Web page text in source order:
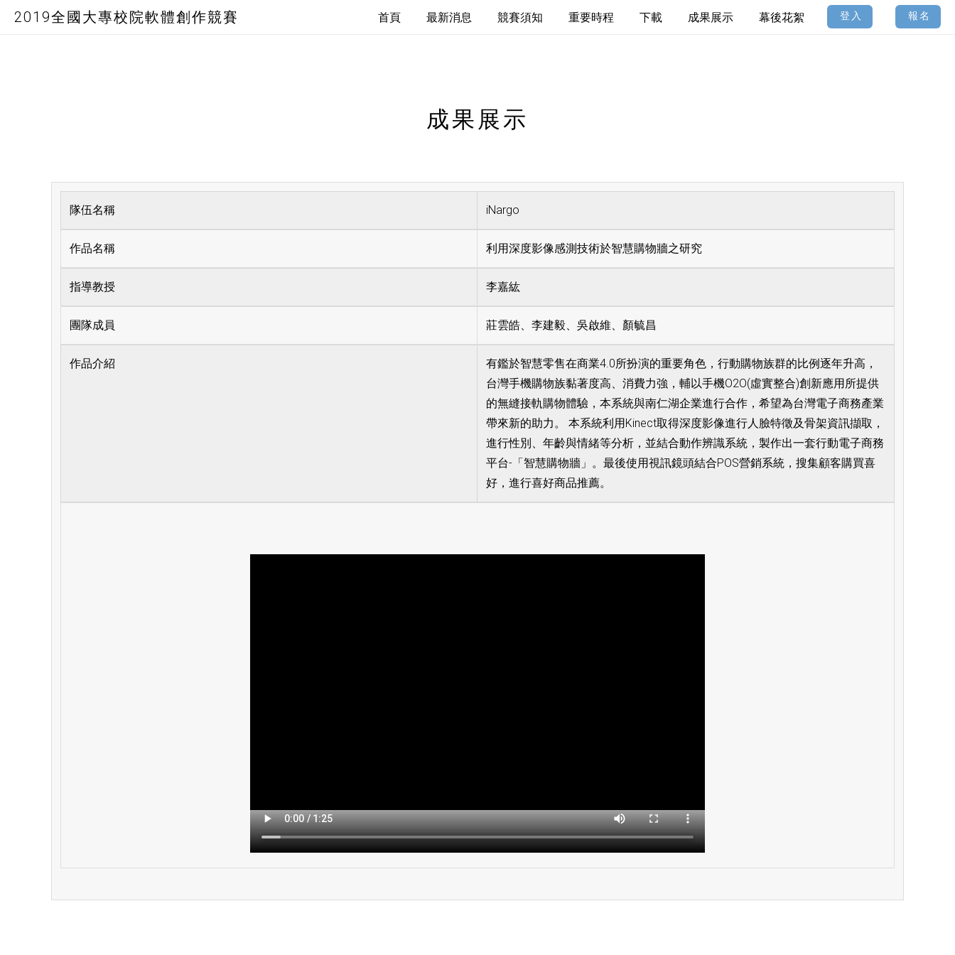
成果展示
隊伍名稱 iNargo
作品名稱 利用深度影像感測技術於智慧購物牆之研究
指導教授 李嘉紘
團隊成員 莊雲皓、李建毅、吳啟維、顏毓昌
作品介紹
有鑑於智慧零售在商業4.0所扮演的重要角色，行動購物族群的比例逐年升高，
台灣手機購物族黏著度高、消費力強，輔以手機O2O(虛實整合)創新應用所提供
的無縫接軌購物體驗，本系統與南仁湖企業進行合作，希望為台灣電子商務產業
帶來新的助力。 本系統利用Kinect取得深度影像進行人臉特徵及骨架資訊擷取，
進行性別、年齡與情緒等分析，並結合動作辨識系統，製作出一套行動電子商務
平台-「智慧購物牆」。最後使用視訊鏡頭結合POS營銷系統，搜集顧客購買喜
好，進行喜好商品推薦。
2019全國大專校院軟體創作競賽 首頁 最新消息 競賽須知 重要時程 下載 成果展示 幕後花絮 登入 報名